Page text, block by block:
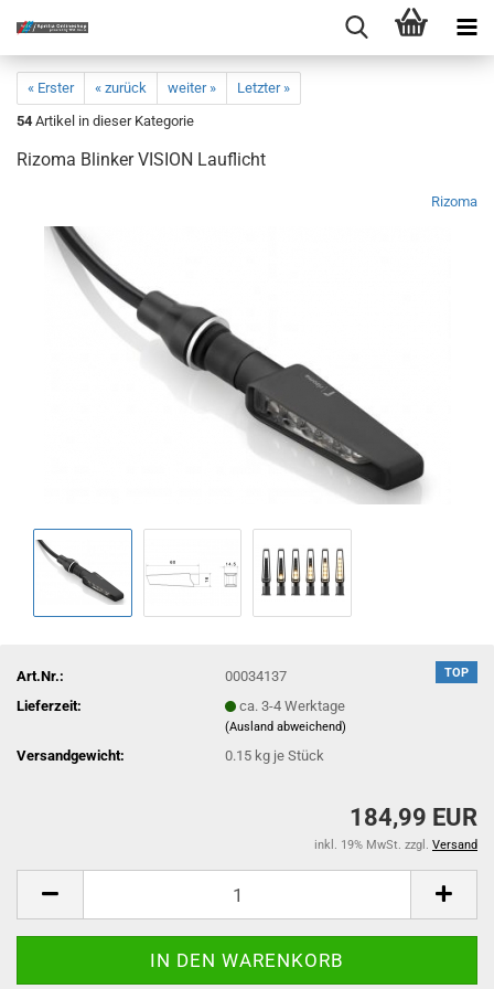
« Erster « zurück weiter »
Letzter »
54 Artikel in dieser Kategorie
Rizoma Blinker VISION Lauflicht
Rizoma
TOP
Art.Nr.:
00034137
Lieferzeit:
ca. 3-4 Werktage
(Ausland abweichend)
Versandgewicht: 0.15 kg je Stück
184,99 EUR
inkl. 19% MwSt. zzgl. Versand